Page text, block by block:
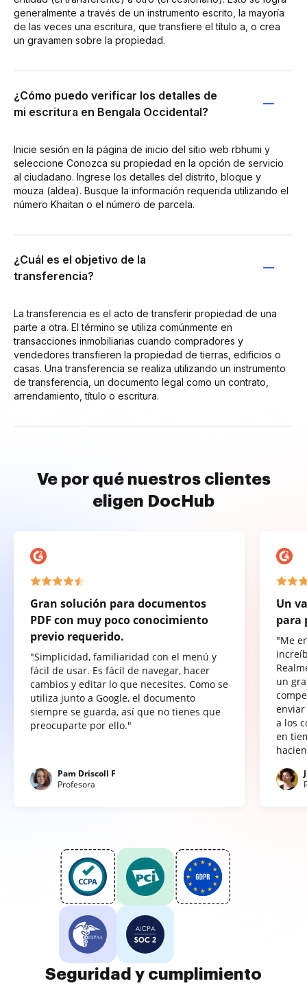
generalmente a través de un instrumento escrito, la mayoría
de las veces una escritura, que transfiere el título a, o crea
un gravamen sobre la propiedad.
¿Cómo puedo verificar los detalles de
mi escritura en Bengala Occidental?
Inicie sesión en la página de inicio del sitio web rbhumi y
seleccione Conozca su propiedad en la opción de servicio
al ciudadano. Ingrese los detalles del distrito, bloque y
mouza (aldea). Busque la información requerida utilizando el
número Khaitan o el número de parcela.
¿Cuál es el objetivo de la
transferencia?
La transferencia es el acto de transferir propiedad de una
parte a otra. El término se utiliza comúnmente en
transacciones inmobiliarias cuando compradores y
vendedores transfieren la propiedad de tierras, edificios o
casas. Una transferencia se realiza utilizando un instrumento
de transferencia, un documento legal como un contrato,
arrendamiento, título o escritura.
Ve por qué nuestros clientes
eligen DocHub
Gran solución para documentos
PDF con muy poco conocimiento
previo requerido.
"Simplicidad, familiaridad con el menú y
fácil de usar. Es fácil de navegar, hacer
cambios y editar lo que necesites. Como se
utiliza junto a Google, el documento
siempre se guarda, así que no tienes que
preocuparte por ello."
Pam Driscoll F
Profesora
Un
para
"Me
un
a los
en
Seguridad y cumplimiento